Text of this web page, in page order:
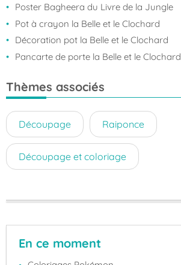
Poster Bagheera du Livre de la Jungle
Pot à crayon la Belle et le Clochard
Décoration pot la Belle et le Clochard
Pancarte de porte la Belle et le Clochard
Thèmes associés
Découpage Raiponce
Découpage et coloriage
En ce moment